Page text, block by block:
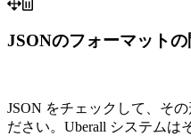
JSONのフォーマットの
JSON をチェックして、そ
ださい。Uberall システムは